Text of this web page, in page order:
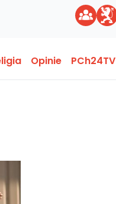
Opinie PCh24TV